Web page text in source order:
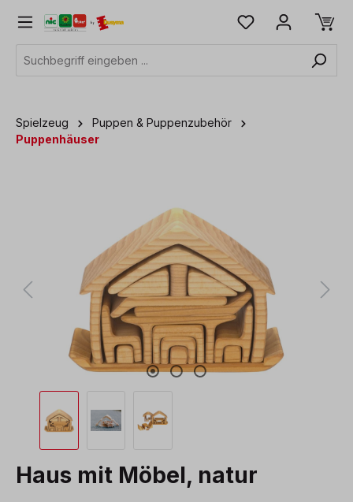
springen
Spielzeug
Puppen & Puppenzubehör
Puppenhäuser
Haus mit Möbel, natur